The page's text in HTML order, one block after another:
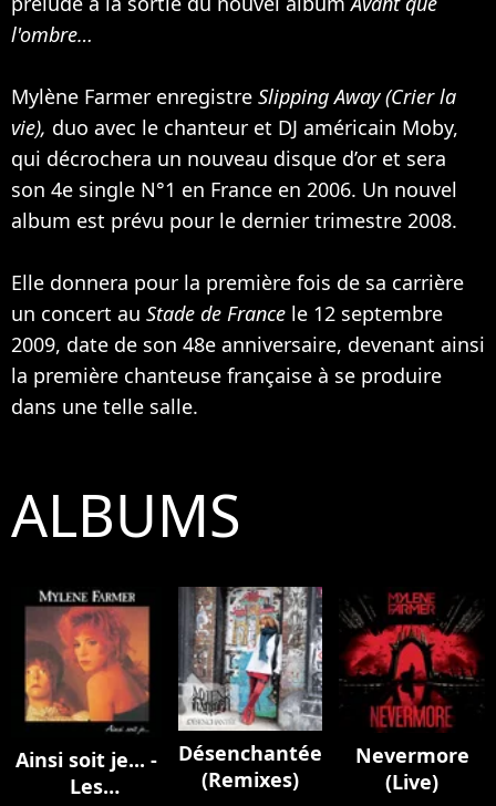
l'ombre…
Mylène Farmer enregistre Slipping Away (Crier la
vie), duo avec le chanteur et DJ américain Moby,
qui décrochera un nouveau disque d’or et sera
son 4e single N°1 en France en 2006. Un nouvel
album est prévu pour le dernier trimestre 2008.
Elle donnera pour la première fois de sa carrière
un concert au Stade de France le 12 septembre
2009, date de son 48e anniversaire, devenant ainsi
la première chanteuse française à se produire
dans une telle salle.
ALBUMS
Ainsi soit je... -
Les
Désenchantée
(Remixes)
Nevermore
(Live)